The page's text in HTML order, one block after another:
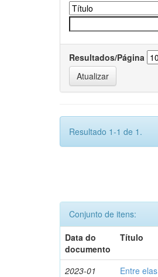
Resultados/Página
Resultado 1-1 de 1.
Conjunto de itens:
Data do
documento
Título
2023-01 Entre elas